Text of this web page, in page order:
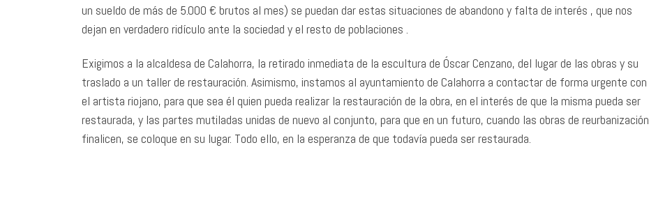
un sueldo de más de 5.000 € brutos al mes) se puedan dar estas situaciones de abandono y falta de interés , que nos
dejan en verdadero ridículo ante la sociedad y el resto de poblaciones .
Exigimos a la alcaldesa de Calahorra, la retirado inmediata de la escultura de Óscar Cenzano, del lugar de las obras y su
traslado a un taller de restauración. Asimismo, instamos al ayuntamiento de Calahorra a contactar de forma urgente con
el artista riojano, para que sea él quien pueda realizar la restauración de la obra, en el interés de que la misma pueda ser
restaurada, y las partes mutiladas unidas de nuevo al conjunto, para que en un futuro, cuando las obras de reurbanización
finalicen, se coloque en su lugar. Todo ello, en la esperanza de que todavía pueda ser restaurada.